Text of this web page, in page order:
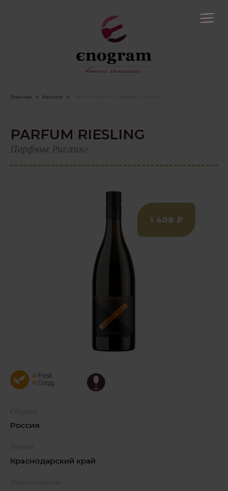
Главная Каталог
PARFUM RIESLING
Парфюм Рислинг
1 408 ₽
Россия
Краснодарский край